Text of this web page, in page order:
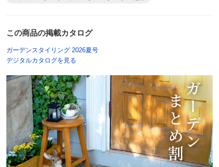
2025/04/10
茨城県
黒色のアイアンがとても素敵です。
しっかりした作りで、直置きに比べるとやはりお洒落な
感じがします。
2024/09/21
商品担当者より
ご購入誠にありがとうございます。
この商品の掲載カタログ
ガーデンスタイリング 2026夏号
デジタルカタログを見る